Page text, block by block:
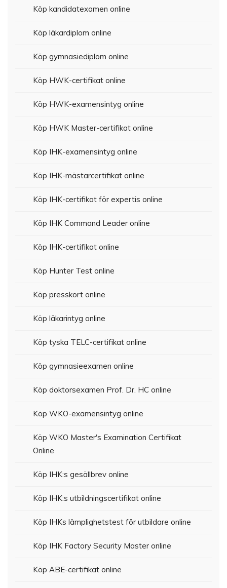
Köp kandidatexamen online
Köp läkardiplom online
Köp gymnasiediplom online
Köp HWK-certifikat online
Köp HWK-examensintyg online
Köp HWK Master-certifikat online
Köp IHK-examensintyg online
Köp IHK-mästarcertifikat online
Köp IHK-certifikat för expertis online
Köp IHK Command Leader online
Köp IHK-certifikat online
Köp Hunter Test online
Köp presskort online
Köp läkarintyg online
Köp tyska TELC-certifikat online
Köp gymnasieexamen online
Köp doktorsexamen Prof. Dr. HC online
Köp WKO-examensintyg online
Köp WKO Master's Examination Certifikat
Online
Köp IHK:s gesällbrev online
Köp IHK:s utbildningscertifikat online
Köp IHKs lämplighetstest för utbildare online
Köp IHK Factory Security Master online
Köp ABE-certifikat online